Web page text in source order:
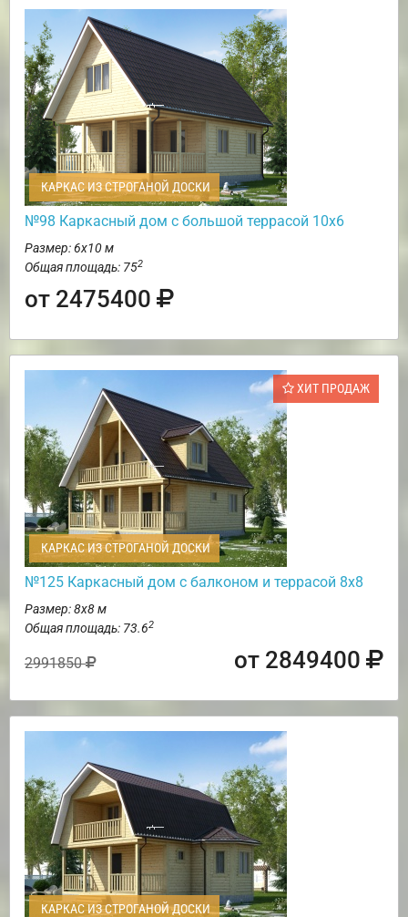
КАРКАС ИЗ СТРОГАНОЙ ДОСКИ
№98 Каркасный дом с большой террасой 10х6
Размер: 6х10 м
Общая площадь: 752
от 2475400
ХИТ ПРОДАЖ
КАРКАС ИЗ СТРОГАНОЙ ДОСКИ
№125 Каркасный дом с балконом и террасой 8х8
Размер: 8х8 м
Общая площадь: 73.62
2991850 от 2849400
КАРКАС ИЗ СТРОГАНОЙ ДОСКИ